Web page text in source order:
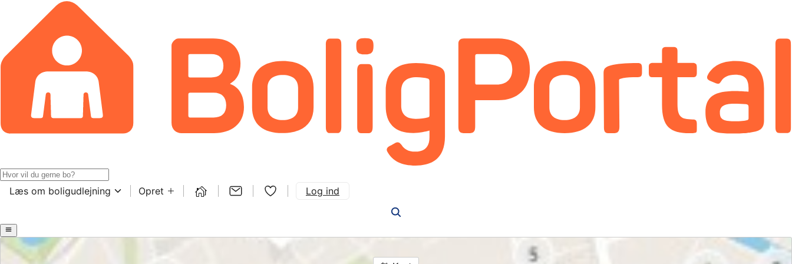
Læs om boligudlejning Opret Log ind